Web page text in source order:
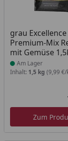
grau Excellence
Premium-Mix
mit Gemüse
Produkt am
Am Lager
Inhalt: 1,5 kg (9,99 €/
Zum